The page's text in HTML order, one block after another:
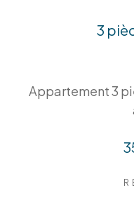
3
Appartement 3